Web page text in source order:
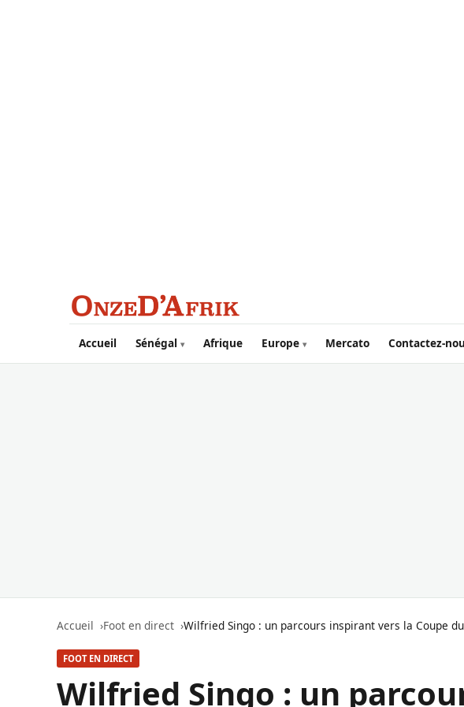
Aller au contenu principal
Accueil Sénégal Afrique Europe Mercato Contactez-
Accueil Foot en direct Wilfried Singo : un parcours inspirant vers la Coupe
FOOT EN DIRECT
Wilfried Singo : un